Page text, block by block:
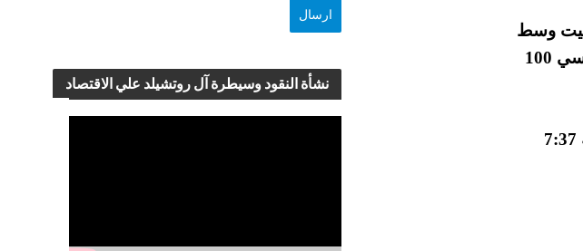
نشأة النقود وسيطرة آل روتشيلد علي الاقتصاد
صباحًا بتوقيت وسط
أوروبا ، بينما ظل مؤشر كاك 40 في باريس ثابتًا في نفس الوقت. ارتعفع مؤشر فوتسي 100
تداول اليورو بدون تغيير تقريبًا مقابل الدولار ، وتم تداوله بسعر 1.17430 في الساعة 7:37